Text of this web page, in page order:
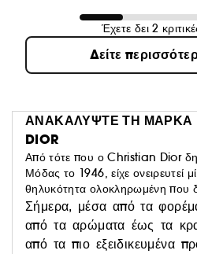
Έχετε δει 2
Δείτε
ΑΝΑΚΑΛΥΨΤΕ ΤΗ ΜΑΡΚΑ
DIOR
Από τότε που ο Christian Dior
Μόδας το 1946, είχε ονειρευτεί
θηλυκότητα ολοκληρωμένη που
Σήμερα, μέσα από τα
από τα αρώματα έως τα
από τα πιο εξειδικευμένα